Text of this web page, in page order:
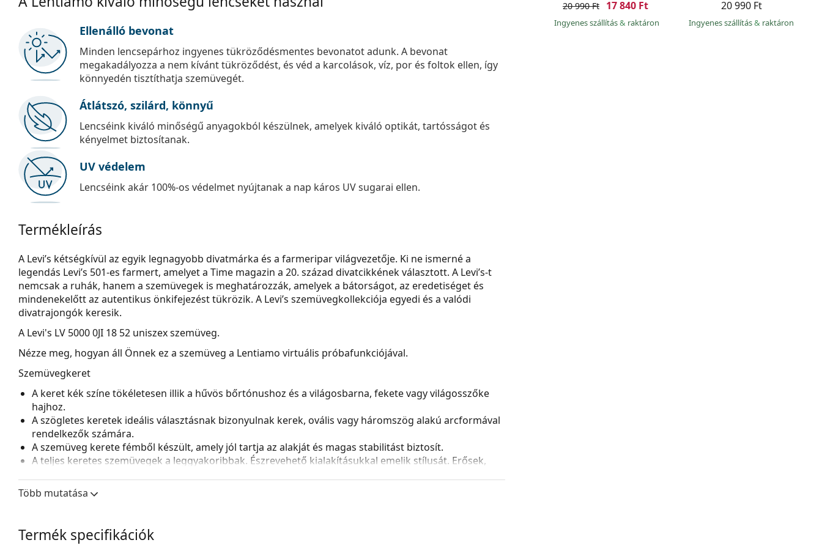
20 990 Ft 17 840 Ft
Ingyenes szállítás& raktáron
20 990 Ft
Ingyenes szállítás& raktáron
Ellenálló bevonat
Minden lencsepárhoz ingyenes tükröződésmentes bevonatot adunk. A bevonat
megakadályozza a nem kívánt tükröződést, és véd a karcolások, víz, por és foltok ellen, így
könnyedén tisztíthatja szemüvegét.
Átlátszó, szilárd, könnyű
Lencséink kiváló minőségű anyagokból készülnek, amelyek kiváló optikát, tartósságot és
kényelmet biztosítanak.
UV védelem
Lencséink akár 100%-os védelmet nyújtanak a nap káros UV sugarai ellen.
Termékleírás
A Levi’s kétségkívül az egyik legnagyobb divatmárka és a farmeripar világvezetője. Ki ne ismerné a
legendás Levi’s 501-es farmert, amelyet a Time magazin a 20. század divatcikkének választott. A Levi’s-t
nemcsak a ruhák, hanem a szemüvegek is meghatározzák, amelyek a bátorságot, az eredetiséget és
mindenekelőtt az autentikus önkifejezést tükrözik. A Levi’s szemüvegkollekciója egyedi és a valódi
divatrajongók keresik.
A Levi's LV 5000 0JI 18 52 uniszex szemüveg.
Nézze meg, hogyan áll Önnek ez a szemüveg a Lentiamo virtuális próbafunkciójával.
Szemüvegkeret
A keret kék színe tökéletesen illik a hűvös bőrtónushoz és a világosbarna, fekete vagy világosszőke
hajhoz.
A szögletes keretek ideális választásnak bizonyulnak kerek, ovális vagy háromszög alakú arcformával
rendelkezők számára.
A szemüveg kerete fémből készült, amely jól tartja az alakját és magas stabilitást biztosít.
A teljes keretes szemüvegek a leggyakoribbak. Észrevehető kialakításukkal emelik stílusát. Erősek,
lencséhez alkalmas, beleértve a vastagabb, nagyobb optikai teljesítményű lencséket is.
Az állítható orrpárnák lehetővé teszik a szemüveg pozíciójának és illeszkedésének finom módosítását
a sérülések vagy törések elkerülése érdekében.
Több mutatása
Termék specifikációk